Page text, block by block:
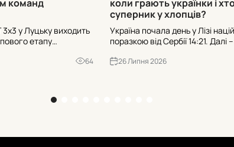
команд
3х3 у Луцьку виходить
етапу
де дивитись
64
коли грають українки і
суперник у хлопців?
Україна почала день у Лізі
поразкою від Сербії 14:21. Далі
Швейцарією та Польщею: старт
26 Липня 2026